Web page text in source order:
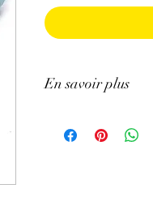
En savoir plus
n'exclut en aucun